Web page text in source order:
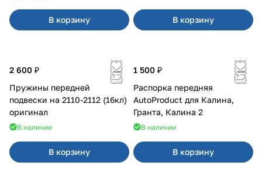
В корзину В корзину
2 600 ₽
Пружины передней
подвески на 2110-2112 (16кл)
оригинал
В наличии
В корзину
1 500 ₽
Распорка передняя
AutoProduct для Калина,
Гранта, Калина 2
В наличии
В корзину